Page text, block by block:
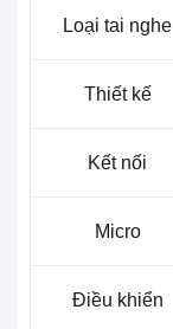
Loại tai nghe
Thiết kế
Kết nối
Micro
Điều khiển